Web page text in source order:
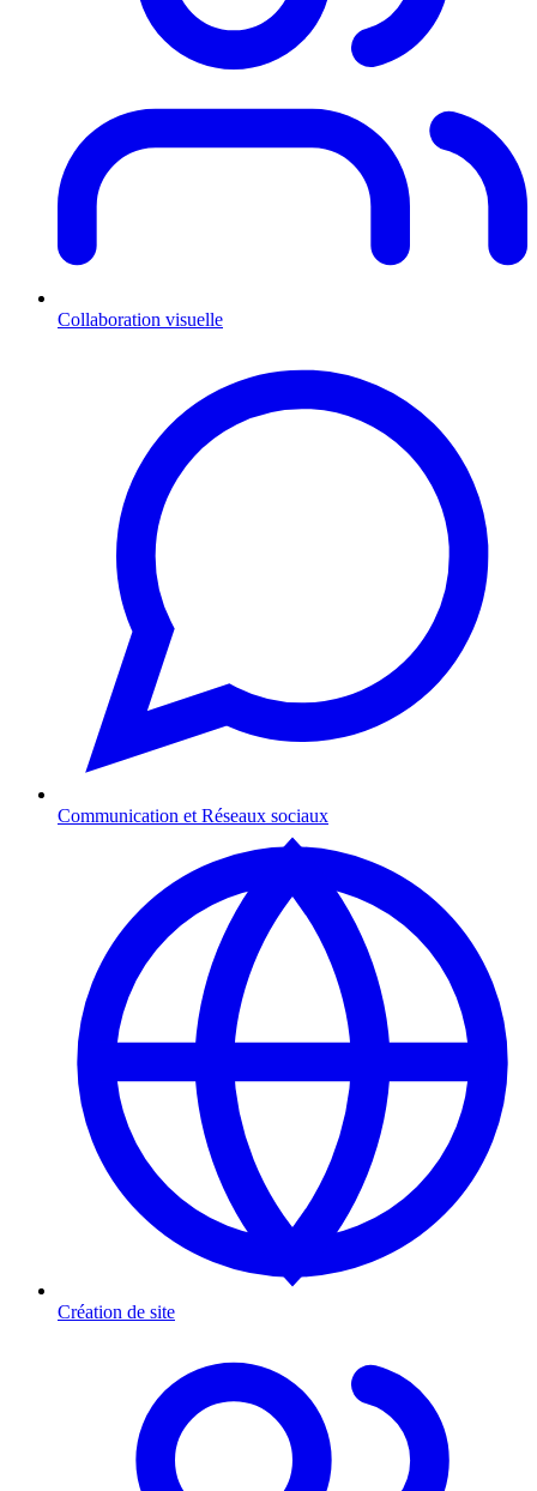
Collaboration visuelle
Communication et Réseaux sociaux
Création de site